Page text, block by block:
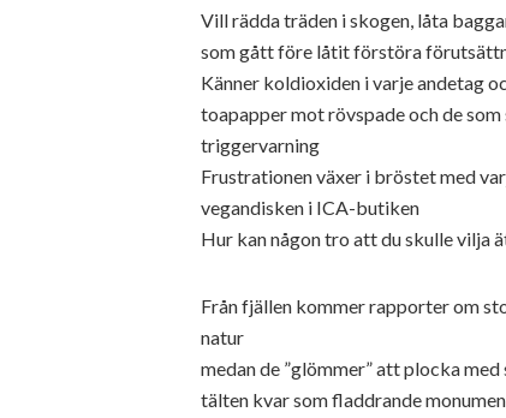
Vill rädda träden i skogen, låta
som gått före låtit förstöra
Känner koldioxiden i varje andetag
toapapper mot rövspade och de
triggervarning
Frustrationen växer i bröstet med
vegandisken i ICA-butiken
Hur kan någon tro att du skulle vilja
Från fjällen kommer rapporter om
natur
medan de ”glömmer” att plocka
tälten kvar som fladdrande